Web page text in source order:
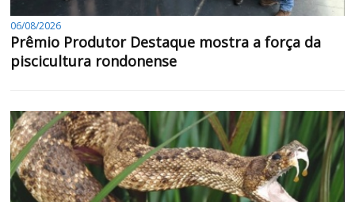
06/08/2026
Prêmio Produtor Destaque mostra a força da
piscicultura rondonense